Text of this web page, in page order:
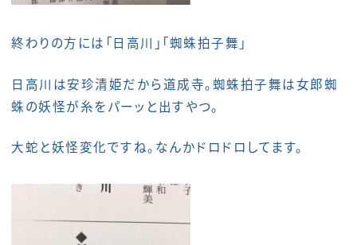
終わりの方には「日高川」「蜘蛛拍子舞」
日高川は安珍清姫だから道成寺。蜘蛛拍子舞は女郎蜘
蛛の妖怪が糸をパーッと出すやつ。
大蛇と妖怪変化ですね。なんかドロドロしてます。